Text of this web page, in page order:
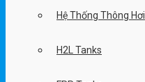
Hệ Thống Thông Hơi
H2L Tanks